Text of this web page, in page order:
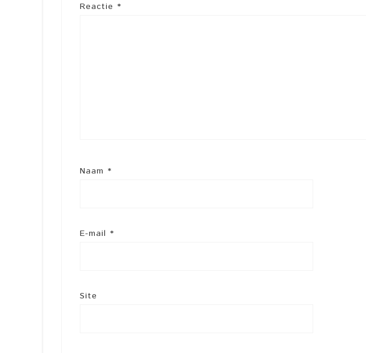
Reactie *
Naam *
E-mail *
Site